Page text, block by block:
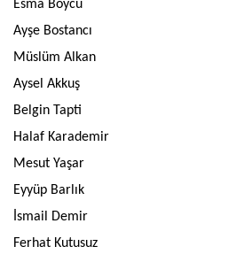
Esma Boycu
Ayşe Bostancı
Müslüm Alkan
Aysel Akkuş
Belgin Tapti
Halaf Karademir
Mesut Yaşar
Eyyüp Barlık
İsmail Demir
Ferhat Kutusuz